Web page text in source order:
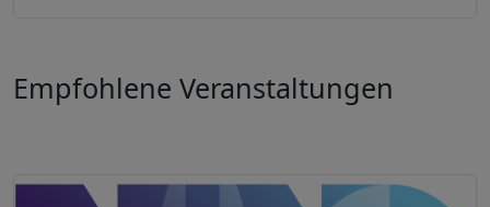
Empfohlene Veranstaltungen